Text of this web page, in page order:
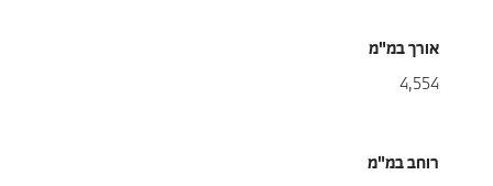
אורך במ"מ
4,554
רוחב במ"מ